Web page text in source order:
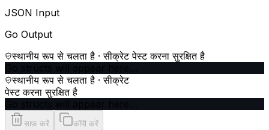
JSON Input
Go Output
स्थानीय रूप से चलता है · सीक्रेट पेस्ट करना सुरक्षित है
स्थानीय रूप से चलता है · सीक्रेट
पेस्ट करना सुरक्षित है
साफ़ करें कॉपी करें